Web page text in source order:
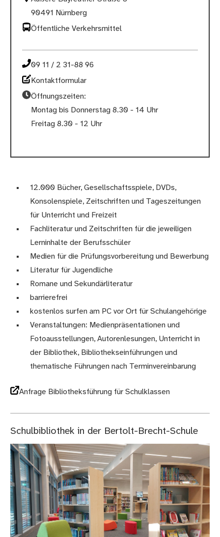
90491 Nürnberg
Öffentliche Verkehrsmittel
09 11 / 2 31-88 96
Kontaktformular
Öffnungszeiten:
Montag bis Donnerstag 8.30 - 14 Uhr
Freitag 8.30 - 12 Uhr
12.000 Bücher, Gesellschaftsspiele, DVDs,
Konsolenspiele, Zeitschriften und Tageszeitungen
für Unterricht und Freizeit
Fachliteratur und Zeitschriften für die jeweiligen
Lerninhalte der Berufsschüler
Medien für die Prüfungsvorbereitung und Bewerbung
Literatur für Jugendliche
Romane und Sekundärliteratur
barrierefrei
kostenlos surfen am PC vor Ort für Schulangehörige
Veranstaltungen: Medienpräsentationen und
Fotoausstellungen, Autorenlesungen, Unterricht in
der Bibliothek, Bibliothekseinführungen und
thematische Führungen nach Terminvereinbarung
Anfrage Bibliotheksführung für Schulklassen
Schulbibliothek in der Bertolt-Brecht-Schule